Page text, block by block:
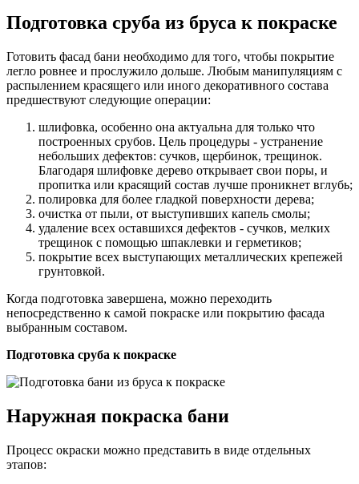
Подготовка сруба из бруса к покраске
Готовить фасад бани необходимо для того, чтобы покрытие
легло ровнее и прослужило дольше. Любым манипуляциям с
распылением красящего или иного декоративного состава
предшествуют следующие операции:
шлифовка, особенно она актуальна для только что
построенных срубов. Цель процедуры - устранение
небольших дефектов: сучков, щербинок, трещинок.
Благодаря шлифовке дерево открывает свои поры, и
пропитка или красящий состав лучше проникнет вглубь;
полировка для более гладкой поверхности дерева;
очистка от пыли, от выступивших капель смолы;
удаление всех оставшихся дефектов - сучков, мелких
трещинок с помощью шпаклевки и герметиков;
покрытие всех выступающих металлических крепежей
грунтовкой.
Когда подготовка завершена, можно переходить
непосредственно к самой покраске или покрытию фасада
выбранным составом.
Подготовка сруба к покраске
Наружная покраска бани
Процесс окраски можно представить в виде отдельных
этапов: